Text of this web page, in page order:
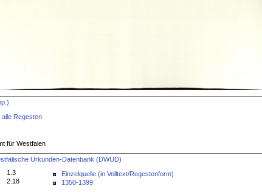
alle Regesten
für Westfalen
Urkunden-Datenbank (DWUD)
1.3
Einzelquelle (in Volltext/Regestenform)
2.18
1350-1399